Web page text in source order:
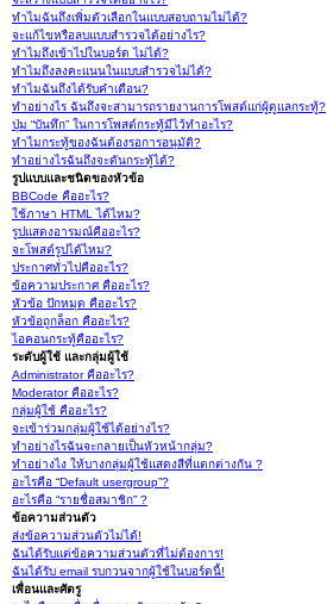
ทำไมฉันถึงเพิ่มตัวเลือกในแบบสอบถามไม่ได้?
จะแก้ไขหรือลบแบบสำรวจได้อย่างไร?
ทำไมถึงเข้าไปในบอร์ด ไม่ได้?
ทำไมถึงลงคะแนนในแบบสำรวจไม่ได้?
ทำไมฉันถึงได้รับคำเตือน?
ทำอย่างไร ฉันถึงจะสามารถรายงานการโพสต์แก่ผู้ดูแลกระทู้?
ปุ่ม “บันทึก” ในการโพสต์กระทู้มีไว้ทำอะไร?
ทำไมกระทู้ของฉันต้องรอการอนุมัติ?
ทำอย่างไรฉันถึงจะดันกระทู้ได้?
รูปแบบและชนิดของหัวข้อ
BBCode คืออะไร?
ใช้ภาษา HTML ได้ไหม?
รูปแสดงอารมณ์คืออะไร?
จะโพสต์รูปได้ไหม?
ประกาศทั่วไปคืออะไร?
ข้อความประกาศ คืออะไร?
หัวข้อ ปักหมุด คืออะไร?
หัวข้อถูกล็อก คืออะไร?
ไอคอนกระทู้คืออะไร?
ระดับผู้ใช้ และกลุ่มผู้ใช้
Administrator คืออะไร?
Moderator คืออะไร?
กลุ่มผู้ใช้ คืออะไร?
จะเข้าร่วมกลุ่มผู้ใช้ได้อย่างไร?
ทำอย่างไรฉันจะกลายเป็นหัวหน้ากลุ่ม?
ทำอย่างไง ให้บางกลุ่มผู้ใช้แสดงสีที่แตกต่างกัน ?
อะไรคือ “Default usergroup”?
อะไรคือ “รายชื่อสมาชิก” ?
ข้อความส่วนตัว
ส่งข้อความส่วนตัวไม่ได้!
ฉันได้รับแต่ข้อความส่วนตัวที่ไม่ต้องการ!
ฉันได้รับ email รบกวนจากผู้ใช้ในบอร์ดนี้!
เพื่อนและศัตรู